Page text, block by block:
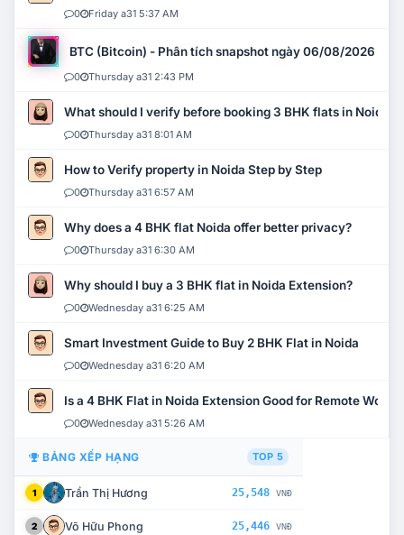
0 Friday a31 5:37 AM
BTC (Bitcoin) - Phân tích snapshot ngày 06/08/2026
0 Thursday a31 2:43 PM
What should I verify before booking 3 BHK flats in Noida?
0 Thursday a31 8:01 AM
How to Verify property in Noida Step by Step
0 Thursday a31 6:57 AM
Why does a 4 BHK flat Noida offer better privacy?
0 Thursday a31 6:30 AM
Why should I buy a 3 BHK flat in Noida Extension?
0 Wednesday a31 6:25 AM
Smart Investment Guide to Buy 2 BHK Flat in Noida
0 Wednesday a31 6:20 AM
Is a 4 BHK Flat in Noida Extension Good for Remote Work?
0 Wednesday a31 5:26 AM
BẢNG XẾP HẠNG TOP 5
1 Trần Thị Hương 25,548 VNĐ
2 Võ Hữu Phong 25,446 VNĐ